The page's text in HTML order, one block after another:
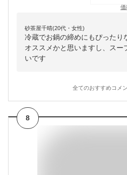
価
砂茶屋千晴(20代・女性)
冷蔵でお鍋の締めにもぴったり
オススメかと思いますし、スー
いです
全てのおすすめコメ
8